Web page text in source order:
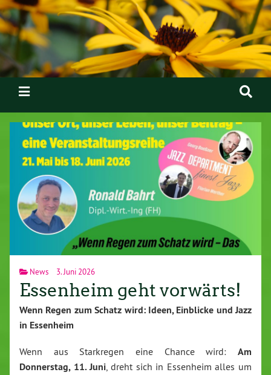
News 3. Juni 2026
Essenheim geht vorwärts!
Wenn Regen zum Schatz wird: Ideen, Einblicke und Jazz
in Essenheim
Wenn aus Starkregen eine Chance wird: Am
Donnerstag, 11. Juni, dreht sich in Essenheim alles um